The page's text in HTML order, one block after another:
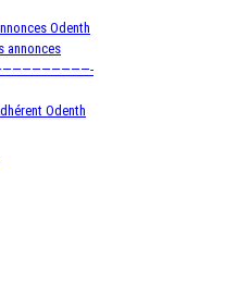
Odenth
annonces
Odenth